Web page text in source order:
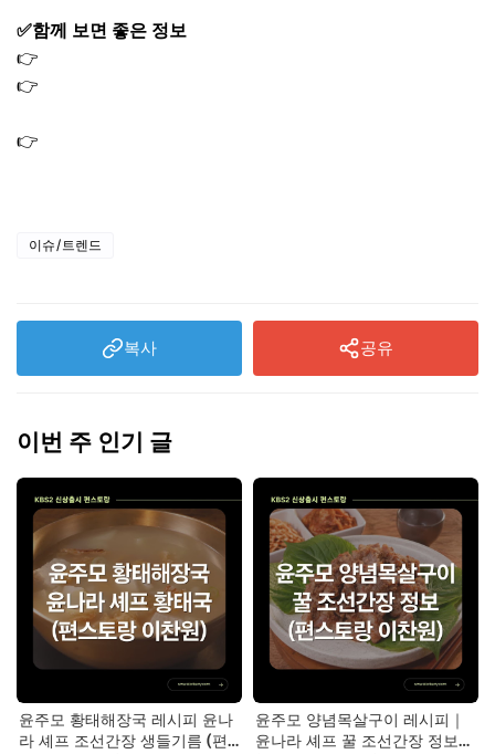
✅함께 보면 좋은 정보
👉
👉
👉
이슈/트렌드
복사 공유
이번 주 인기 글
윤주모 황태해장국 레시피 윤나
라 셰프 조선간장 생들기름 (편
윤주모 양념목살구이 레시피｜
윤나라 셰프 꿀 조선간장 정보